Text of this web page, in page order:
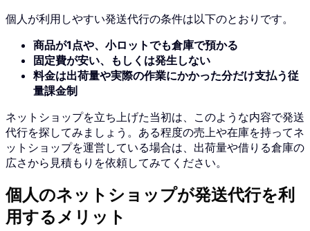
個人が利用しやすい発送代行の条件は以下のとおりです。
商品が1点や、小ロットでも倉庫で預かる
固定費が安い、もしくは発生しない
料金は出荷量や実際の作業にかかった分だけ支払う従
量課金制
ネットショップを立ち上げた当初は、このような内容で発送
代行を探してみましょう。 ある程度の売上や在庫を持ってネ
ットショップを運営している場合は、出荷量や借りる倉庫の
広さから見積もりを依頼してみてください。
個人のネットショップが発送代行を利
用するメリット